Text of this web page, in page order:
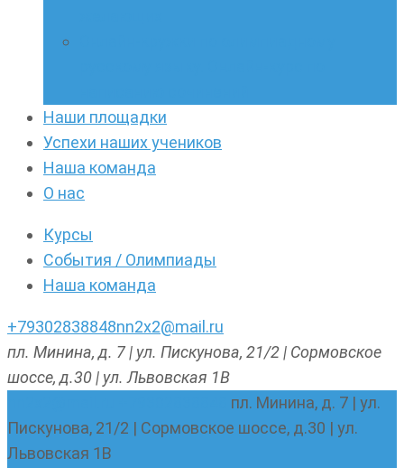
Наши площадки
Успехи наших учеников
Наша команда
О нас
Курсы
События / Олимпиады
Наша команда
+79302838848nn2x2@mail.ru
пл. Минина, д. 7 | ул. Пискунова, 21/2 | Сормовское
шоссе, д.30 | ул. Львовская 1В
пл. Минина, д. 7 | ул.
Пискунова, 21/2 | Сормовское шоссе, д.30 | ул.
Львовская 1В